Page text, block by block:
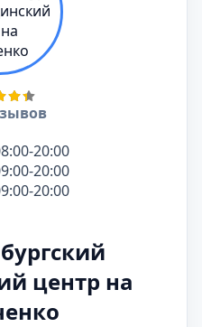
20:00
20:00
20:00
центр на